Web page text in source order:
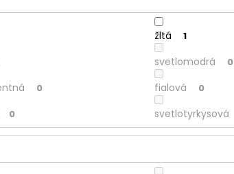
žltá 1
svetlomodrá 0
0 fialová 0
0 svetlotyrkysová